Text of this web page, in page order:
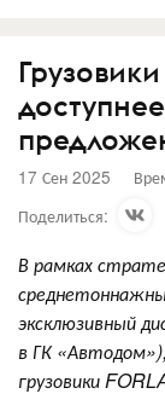
17 Сен 2025
Поделиться:
В рамках
эксклюзивный
в ГК
грузовики